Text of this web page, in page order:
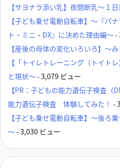
【サヨナラ添い乳】夜間断乳～１
【子ども乗せ電動自転車】～『パ
ト・ミニ・DX』に決めた理由編～-
【産後の母体の変化いろいろ】～
【「トイレトレーニング（トイト
と現状～- 3,079 ビュー
【PR：子どもの能力遺伝子検査（
能力遺伝子検査 体験してみた！ -
【子ども乗せ電動自転車】～後ろ
～- 3,030 ビュー